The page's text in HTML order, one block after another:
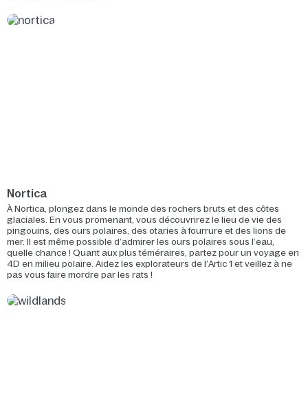
Nortica
À Nortica, plongez dans le monde des rochers bruts et des côtes
glaciales. En vous promenant, vous découvrirez le lieu de vie des
pingouins, des ours polaires, des otaries à fourrure et des lions de
mer. Il est même possible d’admirer les ours polaires sous l’eau,
quelle chance ! Quant aux plus téméraires, partez pour un voyage en
4D en milieu polaire. Aidez les explorateurs de l’Artic 1 et veillez à ne
pas vous faire mordre par les rats !